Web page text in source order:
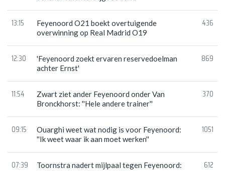
13:15
Feyenoord O21 boekt overtuigende
overwinning op Real Madrid O19
436
12:30
'Feyenoord zoekt ervaren reservedoelman
achter Ernst'
869
11:54
Zwart ziet ander Feyenoord onder Van
Bronckhorst: ''Hele andere trainer''
370
09:15
Ouarghi weet wat nodig is voor Feyenoord:
''Ik weet waar ik aan moet werken''
1051
07:39
Toornstra nadert mijlpaal tegen Feyenoord:
612